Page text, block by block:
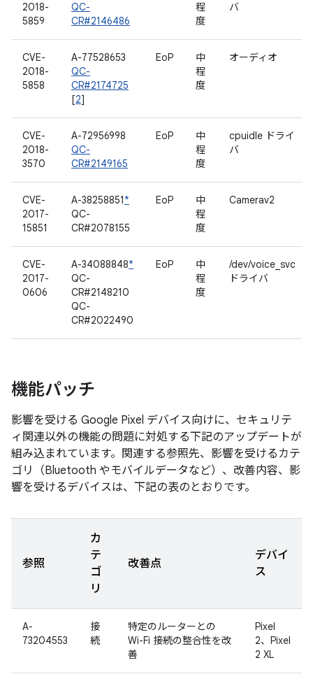
2018-
5859
QC-
CR#2146486
程
度
バ
CVE-
2018-
5858
A-77528653
QC-
CR#2174725
[2]
EoP
中
程
度
オーディオ
CVE-
2018-
3570
A-72956998
QC-
CR#2149165
EoP
中
程
度
cpuidle ドライ
バ
CVE-
2017-
15851
A-38258851*
QC-
CR#2078155
EoP
中
程
度
Camerav2
CVE-
2017-
0606
A-34088848*
QC-
CR#2148210
QC-
CR#2022490
EoP
中
程
度
/dev/voice_svc
ドライバ
機能パッチ
影響を受ける Google Pixel デバイス向けに、セキュリテ
ィ関連以外の機能の問題に対処する下記のアップデートが
組み込まれています。関連する参照先、影響を受けるカテ
ゴリ（Bluetooth やモバイルデータなど）、改善内容、影
響を受けるデバイスは、下記の表のとおりです。
参照
カ
テ
ゴ
リ
改善点
デバイ
ス
A-
73204553
接
続
特定のルーターとの
Wi-Fi 接続の整合性を改
善
Pixel
2、Pixel
2 XL